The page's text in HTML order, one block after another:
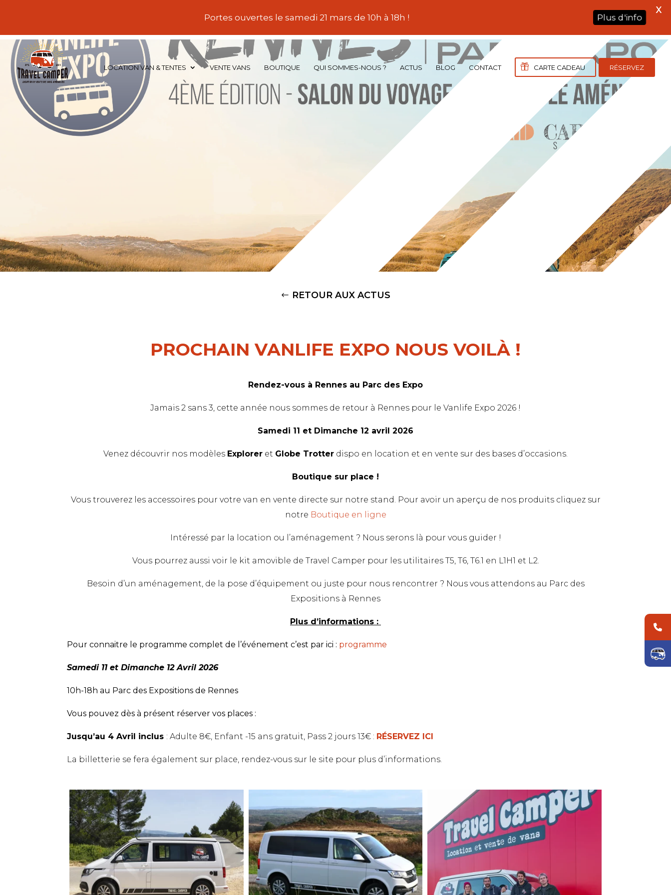
LOCATION VAN & TENTES VENTE VANS BOUTIQUE QUI SOMMES-NOUS ? ACTUS BLOG CONTACT CARTE CADEAU RÉSERVEZ
RETOUR AUX ACTUS
PROCHAIN VANLIFE EXPO NOUS VOILÀ !
Rendez-vous à Rennes au Parc des Expo
Jamais 2 sans 3, cette année nous sommes de retour à Rennes pour le Vanlife Expo 2026 !
Samedi 11 et Dimanche 12 avril 2026
Venez découvrir nos modèles Explorer et Globe Trotter dispo en location et en vente sur des bases d’occasions.
Boutique sur place !
Vous trouverez les accessoires pour votre van en vente directe sur notre stand. Pour avoir un aperçu de nos produits cliquez sur
notre Boutique en ligne
Intéressé par la location ou l’aménagement ? Nous serons là pour vous guider !
Vous pourrez aussi voir le kit amovible de Travel Camper pour les utilitaires T5, T6, T6.1 en L1H1 et L2.
Besoin d’un aménagement, de la pose d’équipement ou juste pour nous rencontrer ? Nous vous attendons au Parc des
Expositions à Rennes
Plus d’informations :
Pour connaitre le programme complet de l’événement c’est par ici : programme
Samedi 11 et Dimanche 12 Avril 2026
10h-18h au Parc des Expositions de Rennes
Vous pouvez dès à présent réserver vos places :
Jusqu’au 4 Avril inclus : Adulte 8€, Enfant -15 ans gratuit, Pass 2 jours 13€ : RÉSERVEZ ICI
La billetterie se fera également sur place, rendez-vous sur le site pour plus d’informations.
Portes ouvertes le samedi 21 mars de 10h à 18h ! Plus d'info
X